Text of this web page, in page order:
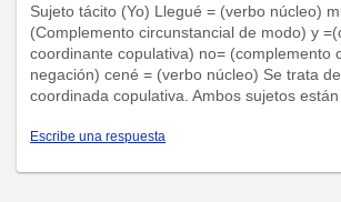
Sujeto tácito (Yo) Llegué = (verbo núcleo)
(Complemento circunstancial de modo) y
coordinante copulativa) no= (complemento
negación) cené = (verbo núcleo) Se trata
coordinada copulativa. Ambos sujetos están
Escribe una respuesta